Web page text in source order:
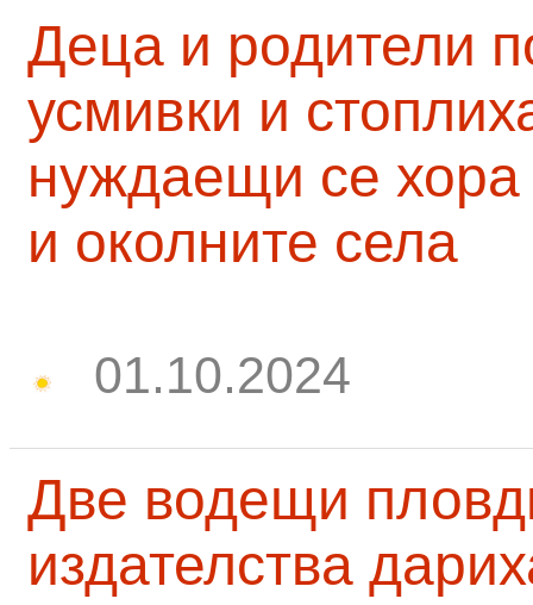
Деца и родители
усмивки и
нуждаещи се
и околните села
01.10.2024
Две водещи
издателства